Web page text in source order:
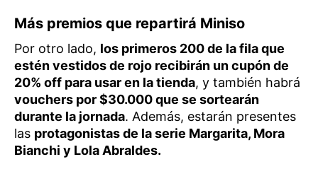
Más premios que repartirá Miniso
Por otro lado, los primeros 200 de la fila que
estén vestidos de rojo recibirán un cupón de
20% off para usar en la tienda, y también habrá
vouchers por $30.000 que se sortearán
durante la jornada. Además, estarán presentes
las protagonistas de la serie Margarita, Mora
Bianchi y Lola Abraldes.